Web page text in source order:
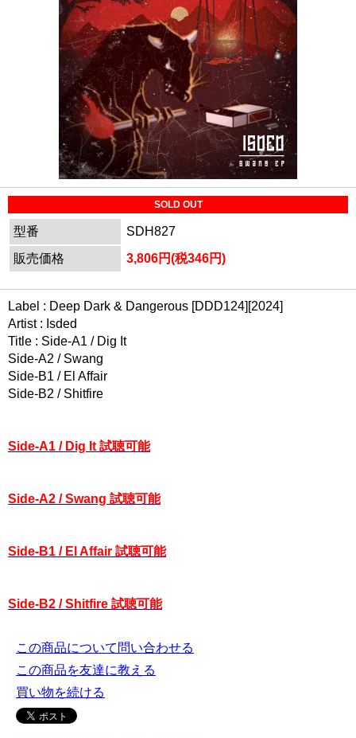
SOLD OUT
型番
SDH827
販売価格
3,806円(税346円)
Label : Deep Dark & Dangerous [DDD124][2024]
Artist : Isded
Title : Side-A1 / Dig It
Side-A2 / Swang
Side-B1 / El Affair
Side-B2 / Shitfire
Side-A1 / Dig It 試聴可能
Side-A2 / Swang 試聴可能
Side-B1 / El Affair 試聴可能
Side-B2 / Shitfire 試聴可能
この商品について問い合わせる
この商品を友達に教える
買い物を続ける